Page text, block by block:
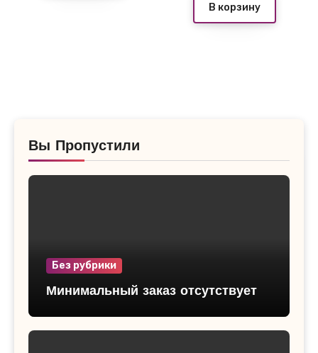
В корзину
Вы Пропустили
Без рубрики
Минимальный заказ отсутствует